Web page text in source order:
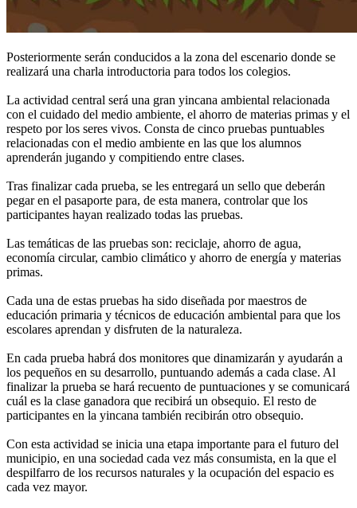
Posteriormente serán conducidos a la zona del escenario donde se
realizará una charla introductoria para todos los colegios.
La actividad central será una gran yincana ambiental relacionada
con el cuidado del medio ambiente, el ahorro de materias primas y el
respeto por los seres vivos. Consta de cinco pruebas puntuables
relacionadas con el medio ambiente en las que los alumnos
aprenderán jugando y compitiendo entre clases.
Tras finalizar cada prueba, se les entregará un sello que deberán
pegar en el pasaporte para, de esta manera, controlar que los
participantes hayan realizado todas las pruebas.
Las temáticas de las pruebas son: reciclaje, ahorro de agua,
economía circular, cambio climático y ahorro de energía y materias
primas.
Cada una de estas pruebas ha sido diseñada por maestros de
educación primaria y técnicos de educación ambiental para que los
escolares aprendan y disfruten de la naturaleza.
En cada prueba habrá dos monitores que dinamizarán y ayudarán a
los pequeños en su desarrollo, puntuando además a cada clase. Al
finalizar la prueba se hará recuento de puntuaciones y se comunicará
cuál es la clase ganadora que recibirá un obsequio. El resto de
participantes en la yincana también recibirán otro obsequio.
Con esta actividad se inicia una etapa importante para el futuro del
municipio, en una sociedad cada vez más consumista, en la que el
despilfarro de los recursos naturales y la ocupación del espacio es
cada vez mayor.